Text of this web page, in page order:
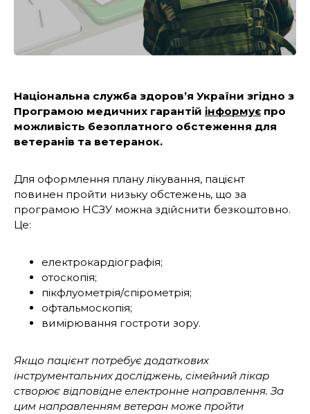
Національна служба здоров’я України згідно з
Програмою медичних гарантій інформує про
можливість безоплатного обстеження для
ветеранів та ветеранок.
Для оформлення плану лікування, пацієнт
повинен пройти низьку обстежень, що за
програмою НСЗУ можна здійснити безкоштовно.
Це:
електрокардіографія;
отоскопія;
пікфлуометрія/спірометрія;
офтальмоскопія;
вимірювання гостроти зору.
Якщо пацієнт потребує додаткових
інструментальних досліджень, сімейний лікар
створює відповідне електронне направлення. За
цим направленням ветеран може пройти